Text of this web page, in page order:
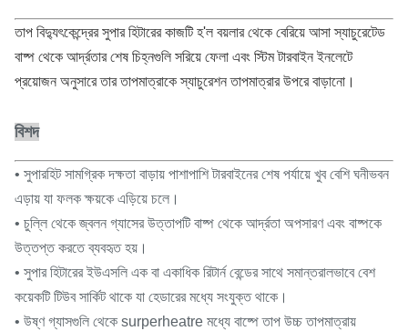
তাপ বিদ্যুৎকেন্দ্রের সুপার হিটারের কাজটি হ'ল বয়লার থেকে বেরিয়ে আসা স্যাচুরেটেড
বাষ্প থেকে আর্দ্রতার শেষ চিহ্নগুলি সরিয়ে ফেলা এবং স্টিম টারবাইন ইনলেটে
প্রয়োজন অনুসারে তার তাপমাত্রাকে স্যাচুরেশন তাপমাত্রার উপরে বাড়ানো।
বিশদ
• সুপারহিট সামগ্রিক দক্ষতা বাড়ায় পাশাপাশি টারবাইনের শেষ পর্যায়ে খুব বেশি ঘনীভবন
এড়ায় যা ফলক ক্ষয়কে এড়িয়ে চলে।
• চুল্লি থেকে জ্বলন গ্যাসের উত্তাপটি বাষ্প থেকে আর্দ্রতা অপসারণ এবং বাষ্পকে
উত্তপ্ত করতে ব্যবহৃত হয়।
• সুপার হিটারের ইউএসলি এক বা একাধিক রিটার্ন বেন্ডের সাথে সমান্তরালভাবে বেশ
কয়েকটি টিউব সার্কিট থাকে যা হেডারের মধ্যে সংযুক্ত থাকে।
• উষ্ণ গ্যাসগুলি থেকে surperheatre মধ্যে বাষ্পে তাপ উচ্চ তাপমাত্রায়